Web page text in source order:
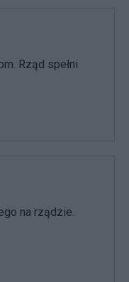
Rząd spełni
na rządzie.